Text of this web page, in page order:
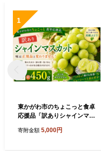
1
東かがわ市のちょこっと食卓
応援品「訳ありシャインマス
寄附金額 5,000円